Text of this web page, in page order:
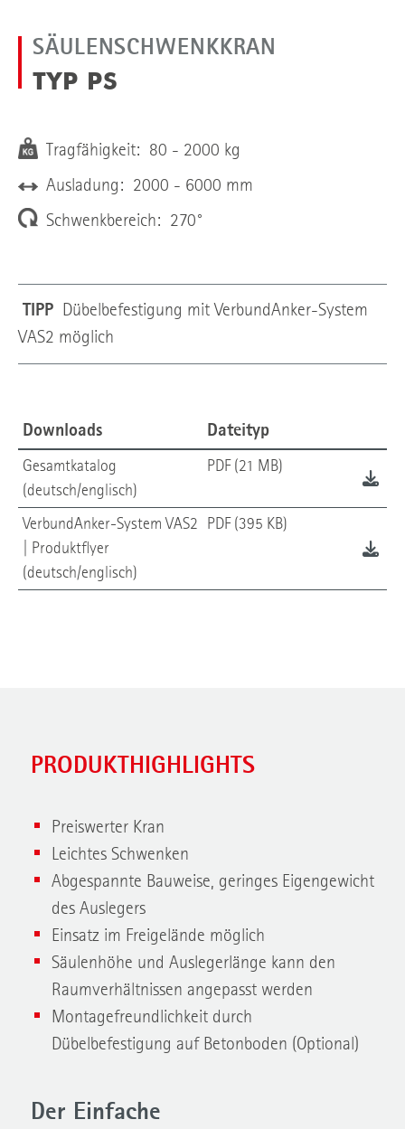
SÄULENSCHWENKKRAN
TYP PS
Tragfähigkeit: 80 - 2000 kg
Ausladung: 2000 - 6000 mm
Schwenkbereich: 270°
TIPP
Dübelbefestigung mit VerbundAnker-System
VAS2 möglich
Downloads Dateityp
Gesamtkatalog
(deutsch/englisch)
PDF (21 MB)
VerbundAnker-System VAS2
| Produktflyer
(deutsch/englisch)
PDF (395 KB)
PRODUKTHIGHLIGHTS
Preiswerter Kran
Leichtes Schwenken
Abgespannte Bauweise, geringes Eigengewicht
des Auslegers
Einsatz im Freigelände möglich
Säulenhöhe und Auslegerlänge kann den
Raumverhältnissen angepasst werden
Montagefreundlichkeit durch
Dübelbefestigung auf Betonboden (Optional)
Der Einfache